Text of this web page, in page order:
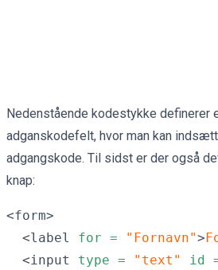
Nedenstående kodestykke definerer
adganskodefelt, hvor man kan
adgangskode. Til sidst er der også
knap:
<form>
  <label
for = "Fornavn">
  <input
type = "text" id